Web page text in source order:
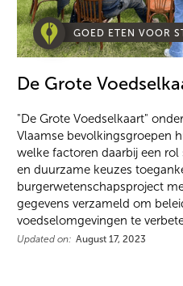
GOED ETEN VOOR
De Grote
"De Grote Voedselkaart"
Vlaamse bevolkingsgroepen
welke factoren daarbij een
en duurzame keuzes
burgerwetenschapsproject
gegevens verzameld om
voedselomgevingen te
Updated on: August 17, 2023